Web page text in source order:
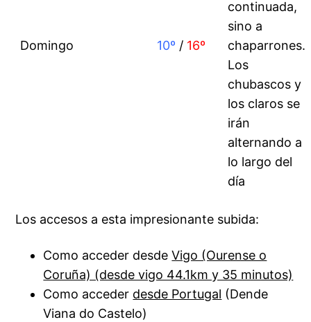
Domingo 10º /16º
continuada,
sino a
chaparrones.
Los
chubascos y
los claros se
irán
alternando a
lo largo del
día
Los accesos a esta impresionante subida:
Como acceder desdeVigo (Ourense o
Coruña) (desde vigo 44.1km y 35 minutos)
Como acceder desde Portugal (Dende
Viana do Castelo)